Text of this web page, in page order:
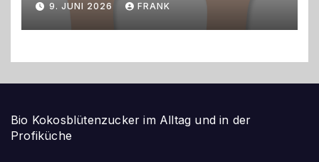
9. JUNI 2026 FRANK
Bio Kokosblütenzucker im Alltag und in der
Profiküche